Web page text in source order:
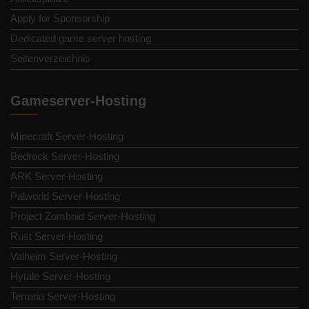
Apply for Sponsorship
Dedicated game server hosting
Seitenverzeichnis
Gameserver-Hosting
Minecraft Server-Hosting
Bedrock Server-Hosting
ARK Server-Hosting
Palworld Server-Hosting
Project Zomboid Server-Hosting
Rust Server-Hosting
Valheim Server-Hosting
Hytale Server-Hosting
Terraria Server-Hosting